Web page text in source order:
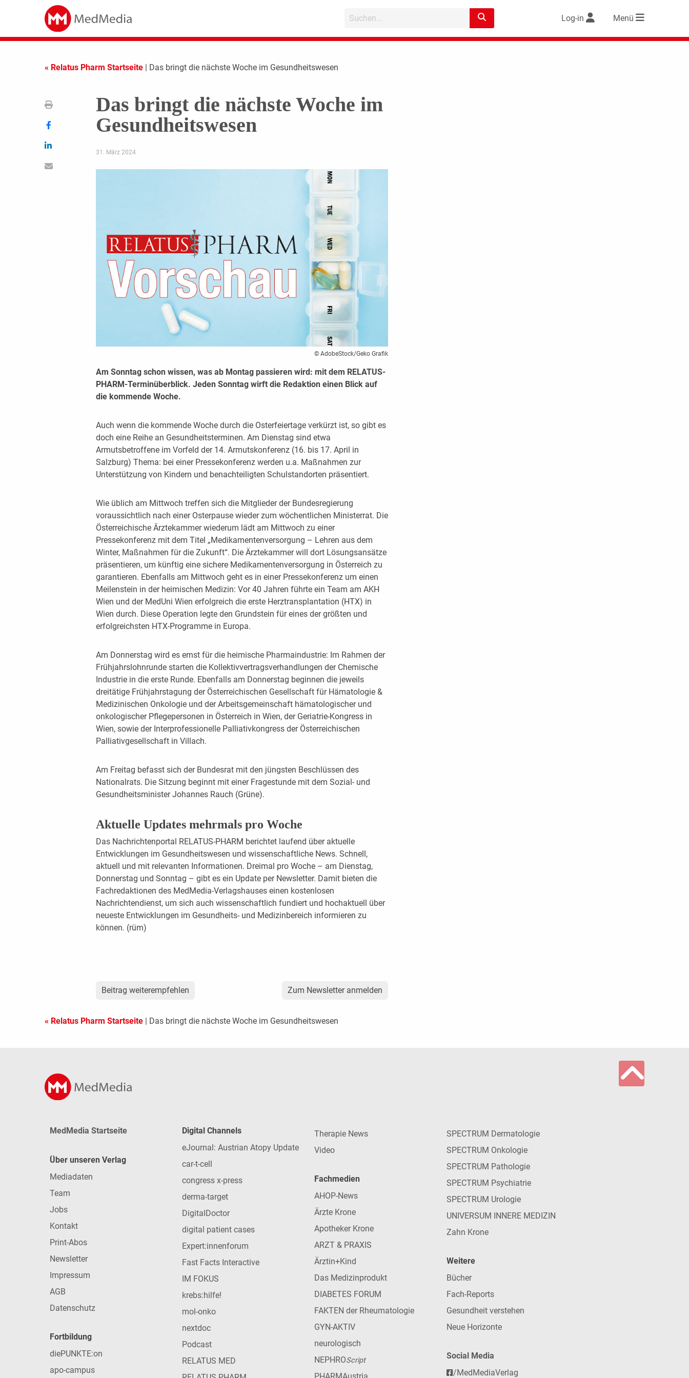
Log-in Menü
« Relatus Pharm Startseite | Das bringt die nächste Woche im Gesundheitswesen
Das bringt die nächste Woche im
Gesundheitswesen
31. März 2024
© AdobeStock/Geko Grafik
Am Sonntag schon wissen, was ab Montag passieren wird: mit dem RELATUS-
PHARM-Terminüberblick. Jeden Sonntag wirft die Redaktion einen Blick auf
die kommende Woche.
Auch wenn die kommende Woche durch die Osterfeiertage verkürzt ist, so gibt es
doch eine Reihe an Gesundheitsterminen. Am Dienstag sind etwa
Armutsbetroffene im Vorfeld der 14. Armutskonferenz (16. bis 17. April in
Salzburg) Thema: bei einer Pressekonferenz werden u.a. Maßnahmen zur
Unterstützung von Kindern und benachteiligten Schulstandorten präsentiert.
Wie üblich am Mittwoch treffen sich die Mitglieder der Bundesregierung
voraussichtlich nach einer Osterpause wieder zum wöchentlichen Ministerrat. Die
Österreichische Ärztekammer wiederum lädt am Mittwoch zu einer
Pressekonferenz mit dem Titel „Medikamentenversorgung – Lehren aus dem
Winter, Maßnahmen für die Zukunft“. Die Ärztekammer will dort Lösungsansätze
präsentieren, um künftig eine sichere Medikamentenversorgung in Österreich zu
garantieren. Ebenfalls am Mittwoch geht es in einer Pressekonferenz um einen
Meilenstein in der heimischen Medizin: Vor 40 Jahren führte ein Team am AKH
Wien und der MedUni Wien erfolgreich die erste Herztransplantation (HTX) in
Wien durch. Diese Operation legte den Grundstein für eines der größten und
erfolgreichsten HTX-Programme in Europa.
Am Donnerstag wird es ernst für die heimische Pharmaindustrie: Im Rahmen der
Frühjahrslohnrunde starten die Kollektivvertragsverhandlungen der Chemische
Industrie in die erste Runde. Ebenfalls am Donnerstag beginnen die jeweils
dreitätige Frühjahrstagung der Österreichischen Gesellschaft für Hämatologie &
Medizinischen Onkologie und der Arbeitsgemeinschaft hämatologischer und
onkologischer Pflegepersonen in Österreich in Wien, der Geriatrie-Kongress in
Wien, sowie der Interprofessionelle Palliativkongress der Österreichischen
Palliativgesellschaft in Villach.
Am Freitag befasst sich der Bundesrat mit den jüngsten Beschlüssen des
Nationalrats. Die Sitzung beginnt mit einer Fragestunde mit dem Sozial- und
Gesundheitsminister Johannes Rauch (Grüne).
Aktuelle Updates mehrmals pro Woche
Das Nachrichtenportal RELATUS-PHARM berichtet laufend über aktuelle
Entwicklungen im Gesundheitswesen und wissenschaftliche News. Schnell,
aktuell und mit relevanten Informationen. Dreimal pro Woche – am Dienstag,
Donnerstag und Sonntag – gibt es ein Update per Newsletter. Damit bieten die
Fachredaktionen des MedMedia-Verlagshauses einen kostenlosen
Nachrichtendienst, um sich auch wissenschaftlich fundiert und hochaktuell über
neueste Entwicklungen im Gesundheits- und Medizinbereich informieren zu
können. (rüm)
Beitrag weiterempfehlen Zum Newsletter anmelden
« Relatus Pharm Startseite | Das bringt die nächste Woche im Gesundheitswesen
MedMedia Startseite
Über unseren Verlag
Mediadaten
Team
Jobs
Kontakt
Print-Abos
Newsletter
Impressum
AGB
Datenschutz
Fortbildung
diePUNKTE:on
apo-campus
Digital Channels
eJournal: Austrian Atopy Update
car-t-cell
congress x-press
derma-target
DigitalDoctor
digital patient cases
Expert:innenforum
Fast Facts Interactive
IM FOKUS
krebs:hilfe!
mol-onko
nextdoc
Podcast
RELATUS MED
Therapie News
Video
Fachmedien
AHOP-News
Ärzte Krone
Apotheker Krone
ARZT & PRAXIS
Ärztin+Kind
Das Medizinprodukt
DIABETES FORUM
FAKTEN der Rheumatologie
GYN-AKTIV
neurologisch
NEPHROScript
SPECTRUM Dermatologie
SPECTRUM Onkologie
SPECTRUM Pathologie
SPECTRUM Psychiatrie
SPECTRUM Urologie
UNIVERSUM INNERE MEDIZIN
Zahn Krone
Weitere
Bücher
Fach-Reports
Gesundheit verstehen
Neue Horizonte
Social Media
/MedMediaVerlag